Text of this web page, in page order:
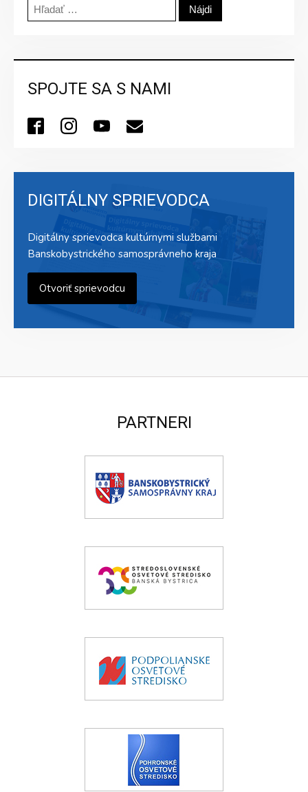
Hľadať:
SPOJTE SA S NAMI
DIGITÁLNY SPRIEVODCA
Digitálny sprievodca kultúrnymi službami
Banskobystrického samosprávneho kraja
Otvoriť sprievodcu
PARTNERI